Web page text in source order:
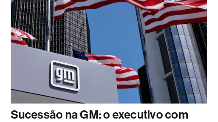
Sucessão na GM: o executivo com